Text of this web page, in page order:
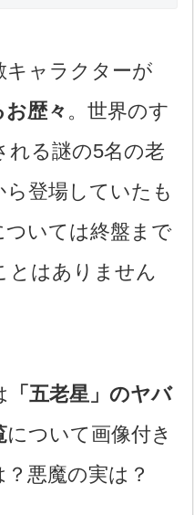
キャラクターが
歴々 。世界のす
れる謎の5名の老
登場していたも
ついては終盤まで
とはありません
「五老星」のヤバ
について画像付き
悪魔の実は？